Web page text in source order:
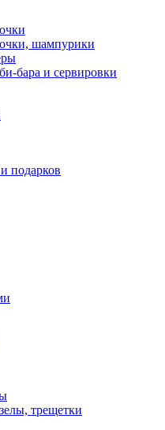
шампурики
бара и сервировки
подарков
трещетки